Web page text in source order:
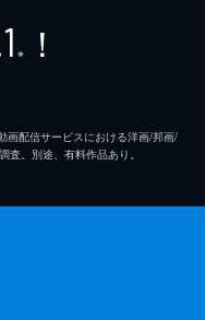
※ ！
配信サービスにおける洋画/邦画/
。別途、有料作品あり。